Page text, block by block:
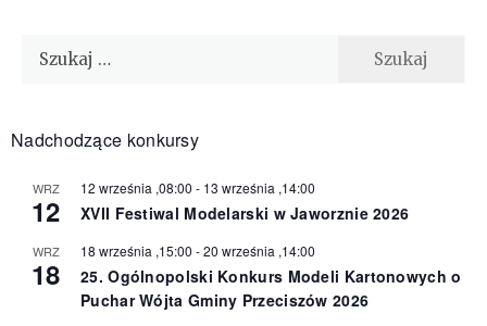
Szukaj:
Nadchodzące konkursy
WRZ
12
12 września ,08:00 - 13 września ,14:00
XVII Festiwal Modelarski w Jaworznie 2026
WRZ
18
18 września ,15:00 -20 września ,14:00
25. Ogólnopolski Konkurs Modeli Kartonowych o
Puchar Wójta Gminy Przeciszów 2026